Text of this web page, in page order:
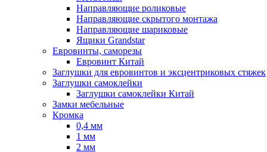
Направляющие роликовые
Направляющие скрытого монтажа
Направляющие шариковые
Ящики Grandstar
Евровинты, саморезы
Евровинт Китай
Заглушки для евровинтов и эксцентриковых стяжек
Заглушки самоклейки
Заглушки самоклейки Китай
Замки мебельные
Кромка
0,4 мм
1 мм
2 мм